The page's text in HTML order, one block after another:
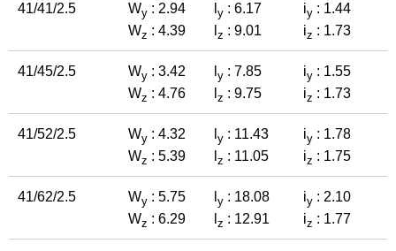
41/41/2.5 Wy : 2.94
Wz : 4.39
y : 6.17
z : 9.01
iy : 1.44
iz : 1.73
41/45/2.5 Wy : 3.42
Wz : 4.76
y : 7.85
z : 9.75
iy : 1.55
iz : 1.73
41/52/2.5 Wy : 4.32
Wz : 5.39
y : 11.43
z : 11.05
iy : 1.78
iz : 1.75
41/62/2.5 Wy : 5.75
Wz : 6.29
y : 18.08
z : 12.91
iy : 2.10
iz : 1.77